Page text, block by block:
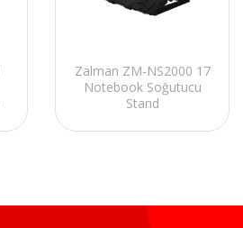
Zalman ZM-NS2000 17
Notebook Soğutucu
Stand